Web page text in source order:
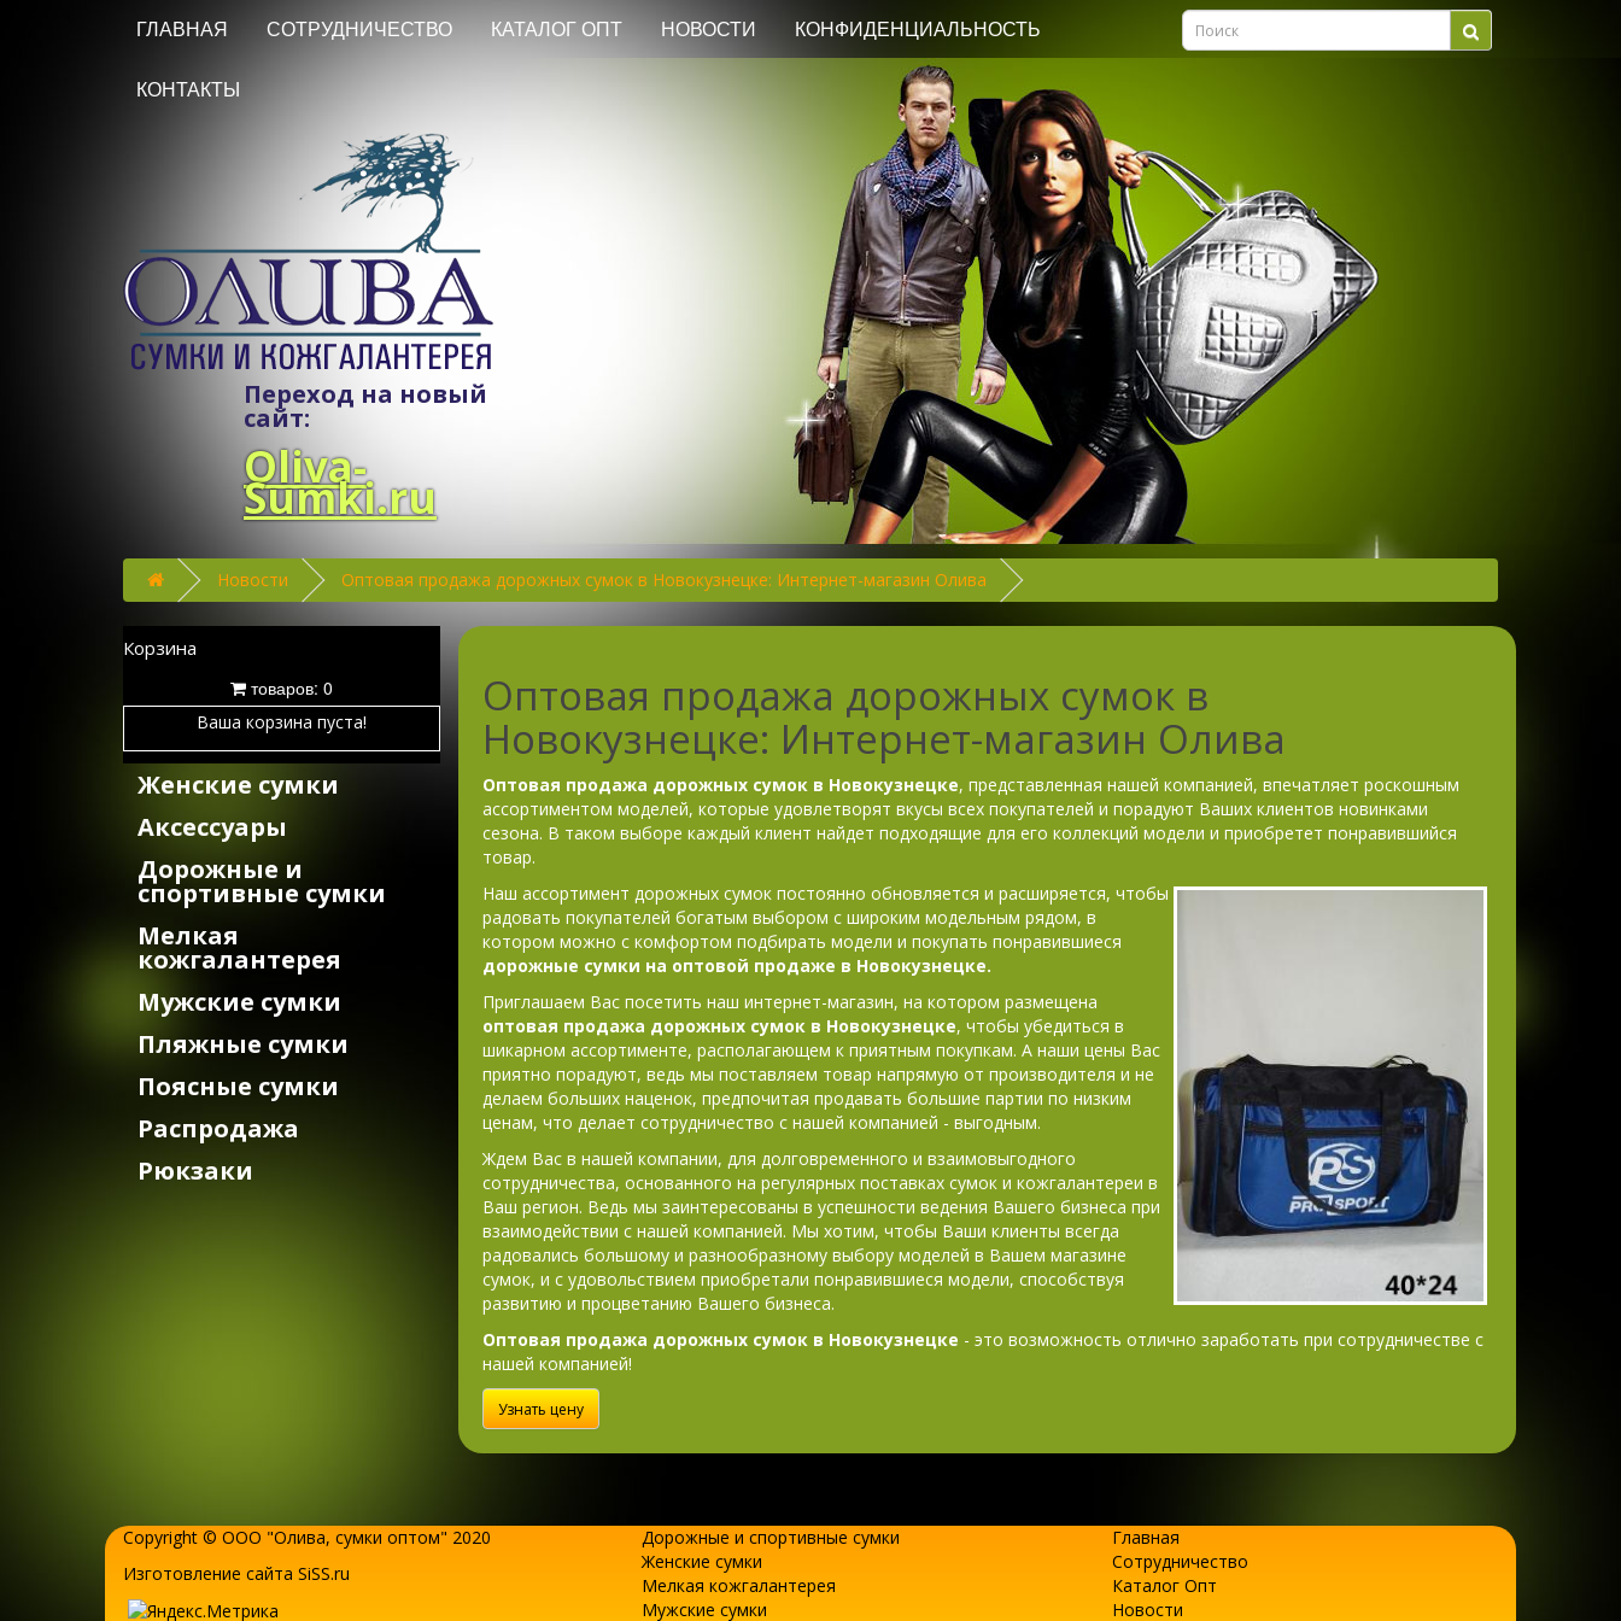
ГЛАВНАЯ СОТРУДНИЧЕСТВО КАТАЛОГ ОПТ НОВОСТИ КОНФИДЕНЦИАЛЬНОСТЬ
КОНТАКТЫ
Переход на новый
сайт:
Oliva-
Sumki.ru
Новости Оптовая продажа дорожных сумок в Новокузнецке: Интернет-магазин Олива
Корзина
товаров: 0
Ваша корзина пуста!
Женские сумки
Аксессуары
Дорожные и
спортивные сумки
Мелкая
кожгалантерея
Мужские сумки
Пляжные сумки
Поясные сумки
Распродажа
Рюкзаки
Оптовая продажа дорожных сумок в
Новокузнецке: Интернет-магазин Олива
Оптовая продажа дорожных сумок в Новокузнецке, представленная нашей компанией, впечатляет роскошным
ассортиментом моделей, которые удовлетворят вкусы всех покупателей и порадуют Ваших клиентов новинками
сезона. В таком выборе каждый клиент найдет подходящие для его коллекций модели и приобретет понравившийся
товар.
Наш ассортимент дорожных сумок постоянно обновляется и расширяется, чтобы
радовать покупателей богатым выбором с широким модельным рядом, в
котором можно с комфортом подбирать модели и покупать понравившиеся
дорожные сумки на оптовой продаже в Новокузнецке.
Приглашаем Вас посетить наш интернет-магазин, на котором размещена
оптовая продажа дорожных сумок в Новокузнецке, чтобы убедиться в
шикарном ассортименте, располагающем к приятным покупкам. А наши цены Вас
приятно порадуют, ведь мы поставляем товар напрямую от производителя и не
делаем больших наценок, предпочитая продавать большие партии по низким
ценам, что делает сотрудничество с нашей компанией - выгодным.
Ждем Вас в нашей компании, для долговременного и взаимовыгодного
сотрудничества, основанного на регулярных поставках сумок и кожгалантереи в
Ваш регион. Ведь мы заинтересованы в успешности ведения Вашего бизнеса при
взаимодействии с нашей компанией. Мы хотим, чтобы Ваши клиенты всегда
радовались большому и разнообразному выбору моделей в Вашем магазине
сумок, и с удовольствием приобретали понравившиеся модели, способствуя
развитию и процветанию Вашего бизнеса.
Оптовая продажа дорожных сумок в Новокузнецке - это возможность отлично заработать при сотрудничестве с
нашей компанией!
Узнать цену
Copyright © ООО "Олива, сумки оптом" 2020
Изготовление сайта SiSS.ru
Дорожные и спортивные сумки
Женские сумки
Мелкая кожгалантерея
Мужские сумки
Главная
Сотрудничество
Каталог Опт
Новости